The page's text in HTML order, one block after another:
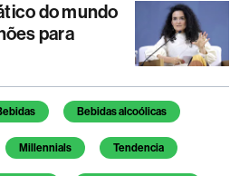
do mundo
para
Bebidas alcoólicas
Millennials Tendencia